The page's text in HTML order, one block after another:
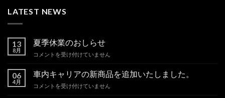
LATEST NEWS
13
8月
夏季休業のおしらせ
夏
休
業
の
コメントを受け付けていません
06
4月
車内キャリアの新商品を追加いたしました。
車
コメントを受け付けていません